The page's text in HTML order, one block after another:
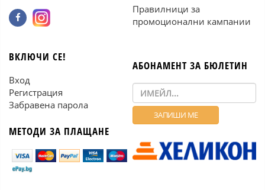
Правилници за
промоционални кампании
ВКЛЮЧИ СЕ!
Вход
Регистрация
Забравена парола
МЕТОДИ ЗА ПЛАЩАНЕ
АБОНАМЕНТ ЗА БЮЛЕТИН